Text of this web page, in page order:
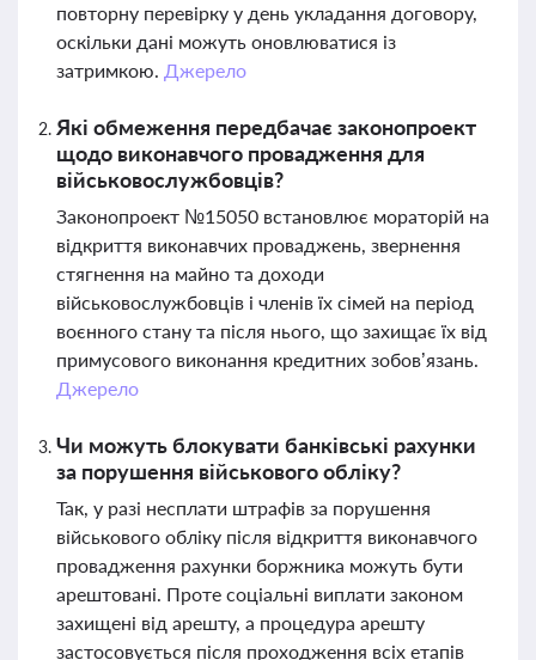
повторну перевірку у день укладання договору,
оскільки дані можуть оновлюватися із
затримкою. Джерело
Які обмеження передбачає законопроект
щодо виконавчого провадження для
військовослужбовців?
Законопроект №15050 встановлює мораторій на
відкриття виконавчих проваджень, звернення
стягнення на майно та доходи
військовослужбовців і членів їх сімей на період
воєнного стану та після нього, що захищає їх від
примусового виконання кредитних зобов’язань.
Джерело
Чи можуть блокувати банківські рахунки
за порушення військового обліку?
Так, у разі несплати штрафів за порушення
військового обліку після відкриття виконавчого
провадження рахунки боржника можуть бути
арештовані. Проте соціальні виплати законом
захищені від арешту, а процедура арешту
застосовується після проходження всіх етапів